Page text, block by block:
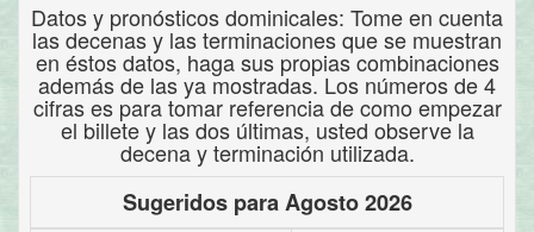
Datos y pronósticos dominicales: Tome en cuenta
las decenas y las terminaciones que se muestran
en éstos datos, haga sus propias combinaciones
además de las ya mostradas. Los números de 4
cifras es para tomar referencia de como empezar
el billete y las dos últimas, usted observe la
decena y terminación utilizada.
Sugeridos para Agosto 2026